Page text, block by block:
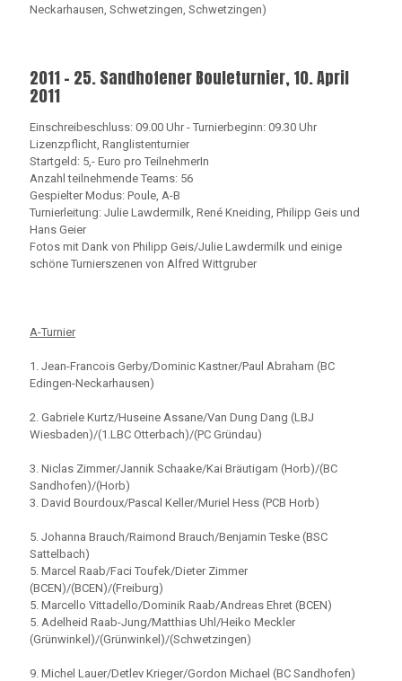
Neckarhausen, Schwetzingen, Schwetzingen)
2011 - 25. Sandhofener Bouleturnier, 10. April
2011
Einschreibeschluss: 09.00 Uhr - Turnierbeginn: 09.30 Uhr
Lizenzpflicht, Ranglistenturnier
Startgeld: 5,- Euro pro TeilnehmerIn
Anzahl teilnehmende Teams: 56
Gespielter Modus: Poule, A-B
Turnierleitung: Julie Lawdermilk, René Kneiding, Philipp Geis und
Hans Geier
Fotos mit Dank von Philipp Geis/Julie Lawdermilk und einige
schöne Turnierszenen von Alfred Wittgruber
A-Turnier
1. Jean-Francois Gerby/Dominic Kastner/Paul Abraham (BC
Edingen-Neckarhausen)
2. Gabriele Kurtz/Huseine Assane/Van Dung Dang (LBJ
Wiesbaden)/(1.LBC Otterbach)/(PC Gründau)
3. Niclas Zimmer/Jannik Schaake/Kai Bräutigam (Horb)/(BC
Sandhofen)/(Horb)
3. David Bourdoux/Pascal Keller/Muriel Hess (PCB Horb)
5. Johanna Brauch/Raimond Brauch/Benjamin Teske (BSC
Sattelbach)
5. Marcel Raab/Faci Toufek/Dieter Zimmer
(BCEN)/(BCEN)/(Freiburg)
5. Marcello Vittadello/Dominik Raab/Andreas Ehret (BCEN)
5. Adelheid Raab-Jung/Matthias Uhl/Heiko Meckler
(Grünwinkel)/(Grünwinkel)/(Schwetzingen)
9. Michel Lauer/Detlev Krieger/Gordon Michael (BC Sandhofen)